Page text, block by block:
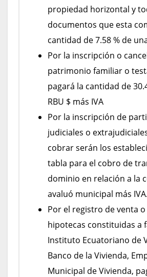
propiedad horizontal y
documentos que esta
cantidad de 7.58 % de
Por la inscripción o
patrimonio familiar o
pagará la cantidad de
RBU $ más IVA
Por la inscripción de
judiciales o
cobrar serán los
tabla para el cobro de
dominio en relación a la
avaluó municipal más IVA.
Por el registro de venta
hipotecas constituidas a
Instituto Ecuatoriano de
Banco de la Vivienda,
Municipal de Vivienda,